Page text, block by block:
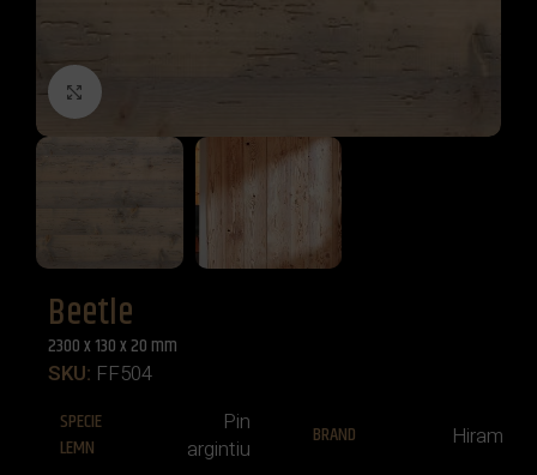
Click to enlarge
Beetle
2300 x 130 x 20 mm
SKU: FF504
SPECIE
LEMN
Pin
argintiu
BRAND Hiram